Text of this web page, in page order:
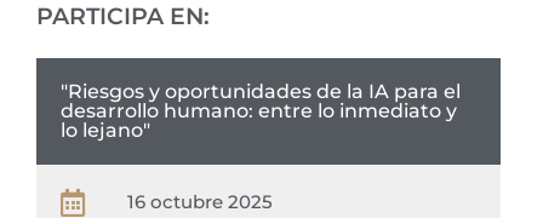
PARTICIPA EN:
"Riesgos y oportunidades de la IA para el
desarrollo humano: entre lo inmediato y
lo lejano"
16 octubre 2025